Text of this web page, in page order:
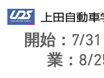
開始：7/
業：8/